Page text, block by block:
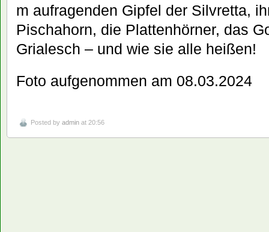
m aufragenden Gipfel der Silvretta,
Pischahorn, die Plattenhörner, das
Grialesch – und wie sie alle heißen!
Foto aufgenommen am 08.03.2024
Posted by admin at 20:56